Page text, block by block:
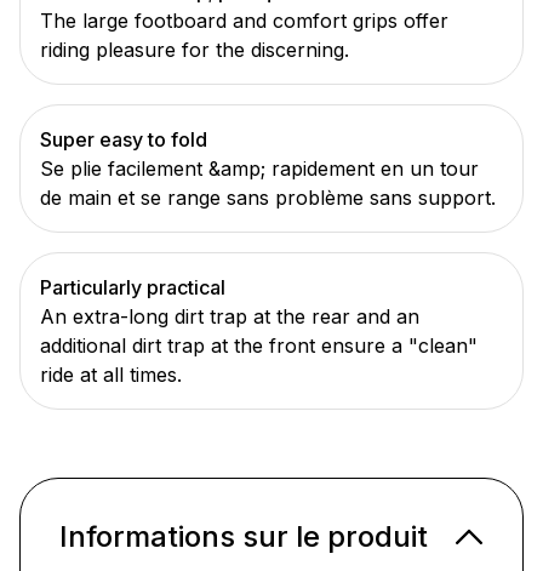
The large footboard and comfort grips offer
riding pleasure for the discerning.
Super easy to fold
Se plie facilement &amp; rapidement en un tour
de main et se range sans problème sans support.
Particularly practical
An extra-long dirt trap at the rear and an
additional dirt trap at the front ensure a "clean"
ride at all times.
Informations sur le produit